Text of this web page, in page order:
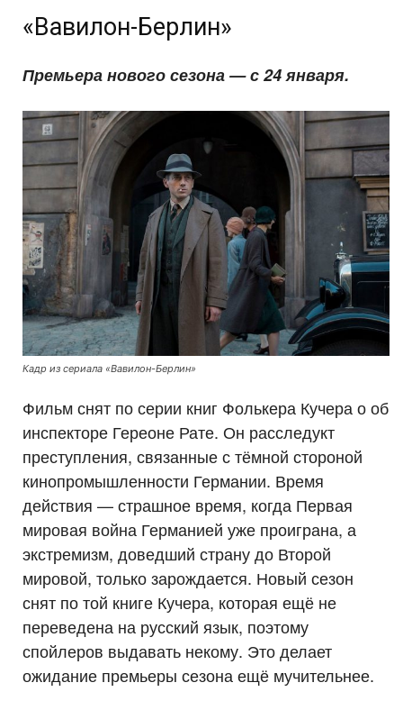
«Вавилон-Берлин»
Премьера нового сезона — с 24 января.
Кадр из сериала «Вавилон-Берлин»
Фильм снят по серии книг Фолькера Кучера о об
инспекторе Гереоне Рате. Он расследукт
преступления, связанные с тёмной стороной
кинопромышленности Германии. Время
действия — страшное время, когда Первая
мировая война Германией уже проиграна, а
экстремизм, доведший страну до Второй
мировой, только зарождается. Новый сезон
снят по той книге Кучера, которая ещё не
переведена на русский язык, поэтому
спойлеров выдавать некому. Это делает
ожидание премьеры сезона ещё мучительнее.